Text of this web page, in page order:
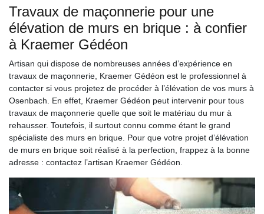
Travaux de maçonnerie pour une
élévation de murs en brique : à confier
à Kraemer Gédéon
Artisan qui dispose de nombreuses années d’expérience en
travaux de maçonnerie, Kraemer Gédéon est le professionnel à
contacter si vous projetez de procéder à l’élévation de vos murs à
Osenbach. En effet, Kraemer Gédéon peut intervenir pour tous
travaux de maçonnerie quelle que soit le matériau du mur à
rehausser. Toutefois, il surtout connu comme étant le grand
spécialiste des murs en brique. Pour que votre projet d’élévation
de murs en brique soit réalisé à la perfection, frappez à la bonne
adresse : contactez l’artisan Kraemer Gédéon.